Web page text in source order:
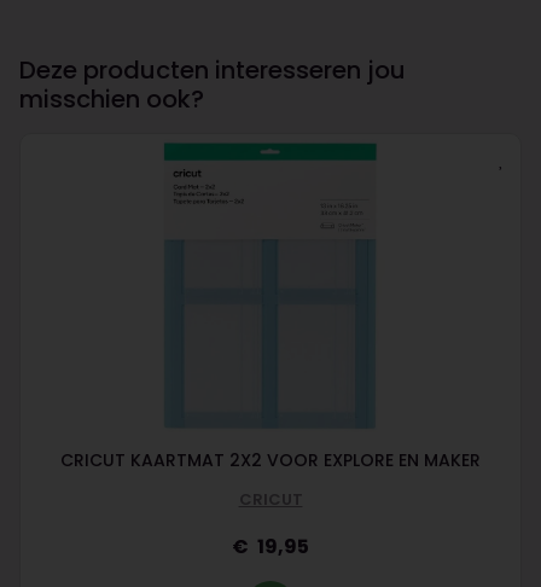
Deze producten interesseren jou
misschien ook?
CRICUT KAARTMAT 2X2 VOOR EXPLORE EN MAKER
CRICUT
19,95